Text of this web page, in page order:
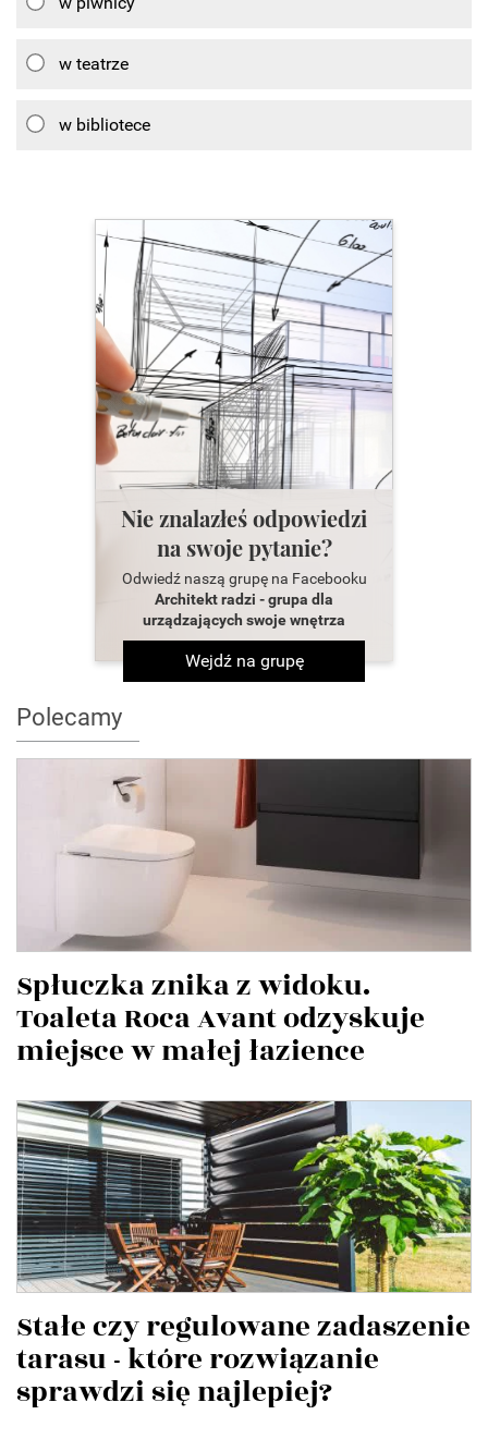
w teatrze
w bibliotece
Nie znalazłeś odpowiedzi
na swoje pytanie?
Odwiedź naszą grupę na Facebooku
Architekt radzi - grupa dla
urządzających swoje wnętrza
Wejdź na grupę
Polecamy
Spłuczka znika z widoku.
Toaleta Roca Avant odzyskuje
miejsce w małej łazience
Stałe czy regulowane zadaszenie
tarasu - które rozwiązanie
sprawdzi się najlepiej?